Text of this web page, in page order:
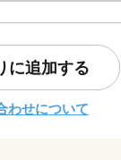
に追加する
わせについて